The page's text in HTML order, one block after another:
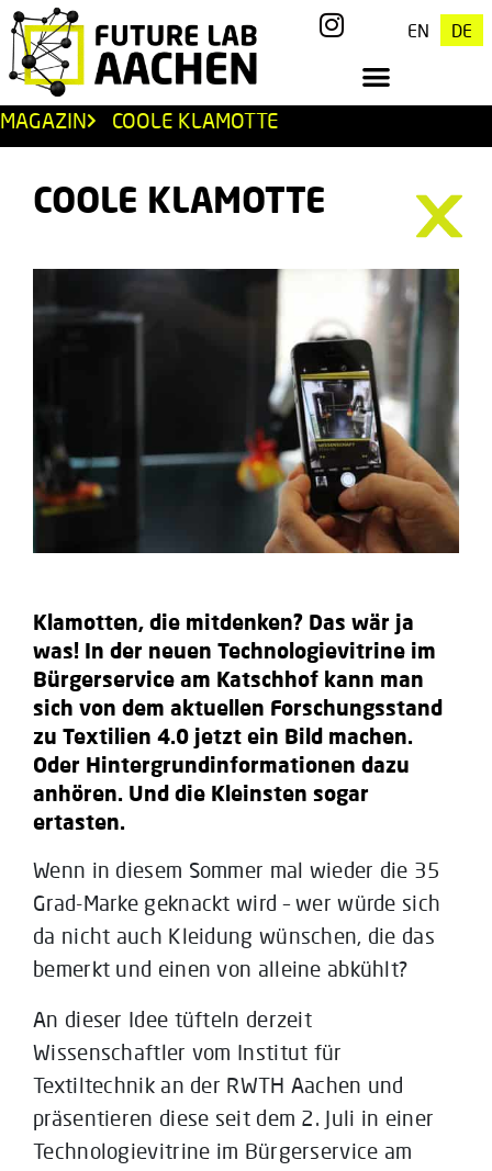
EN DE
MAGAZIN COOLE KLAMOTTE
COOLE KLAMOTTE
Klamotten, die mitdenken? Das wär ja
was! In der neuen Technologievitrine im
Bürgerservice am Katschhof kann man
sich von dem aktuellen Forschungsstand
zu Textilien 4.0 jetzt ein Bild machen.
Oder Hintergrundinformationen dazu
anhören. Und die Kleinsten sogar
ertasten.
Wenn in diesem Sommer mal wieder die 35
Grad-Marke geknackt wird – wer würde sich
da nicht auch Kleidung wünschen, die das
bemerkt und einen von alleine abkühlt?
An dieser Idee tüfteln derzeit
Wissenschaftler vom Institut für
Textiltechnik an der RWTH Aachen und
präsentieren diese seit dem 2. Juli in einer
Technologievitrine im Bürgerservice am